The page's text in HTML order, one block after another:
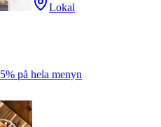
Lokal
på hela menyn